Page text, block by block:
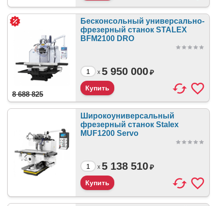
Бесконсольный универсально-
фрезерный станок STALEX
BFM2100 DRO
x
8 688 825
5 950 000₽
Широкоуниверсальный
фрезерный станок Stalex
MUF1200 Servo
x 5 138 510₽